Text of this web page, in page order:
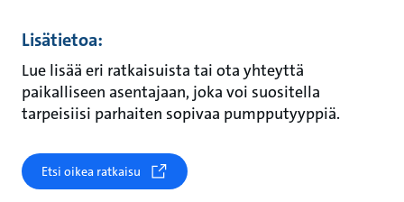
Lisätietoa:
Lue lisää eri ratkaisuista tai ota yhteyttä
paikalliseen asentajaan, joka voi suositella
tarpeisiisi parhaiten sopivaa pumpputyyppiä.
Etsi oikea ratkaisu